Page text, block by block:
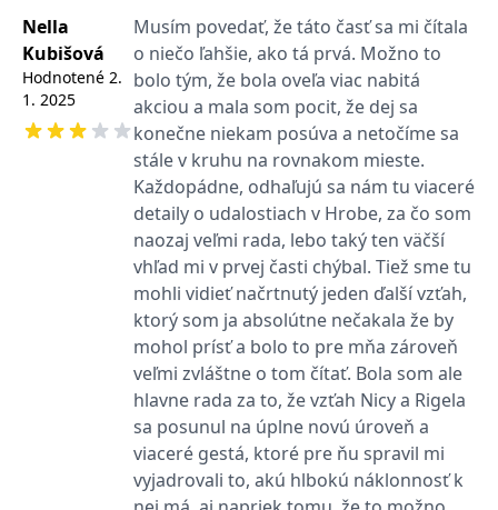
Nella
Kubišová
Hodnotené 2.
1. 2025
Musím povedať, že táto časť sa mi čítala
o niečo ľahšie, ako tá prvá. Možno to
bolo tým, že bola oveľa viac nabitá
akciou a mala som pocit, že dej sa
konečne niekam posúva a netočíme sa
stále v kruhu na rovnakom mieste.
Každopádne, odhaľujú sa nám tu viaceré
detaily o udalostiach v Hrobe, za čo som
naozaj veľmi rada, lebo taký ten väčší
vhľad mi v prvej časti chýbal. Tiež sme tu
mohli vidieť načrtnutý jeden ďalší vzťah,
ktorý som ja absolútne nečakala že by
mohol prísť a bolo to pre mňa zároveň
veľmi zvláštne o tom čítať. Bola som ale
hlavne rada za to, že vzťah Nicy a Rigela
sa posunul na úplne novú úroveň a
viaceré gestá, ktoré pre ňu spravil mi
vyjadrovali to, akú hlbokú náklonnosť k
koncový uživatel používá
webové stránky a
jakoukoli reklamu,
kterou koncový uživatel
mohl vidět před
návštěvou uvedeného
webu.
www.clarity.ms 1 rok
Tento soubor cookie je
obvykle nastaven
společností Dstillery, aby
umožnil sdílení
mediálního obsahu na
sociálních médiích. Může
také shromažďovat
informace o
návštěvnících webových
stránek, když používají
sociální média ke sdílení
obsahu webových
stránek z navštívené
stránky.
Microsoft
Corporation
7 dní
Toto je soubor cookie
první strany společnosti
Microsoft MSN, který
používáme k měření
používání webu pro
interní analýzu.
Microsoft
1 rok
Tento soubor cookie je v
Microsoftu široce